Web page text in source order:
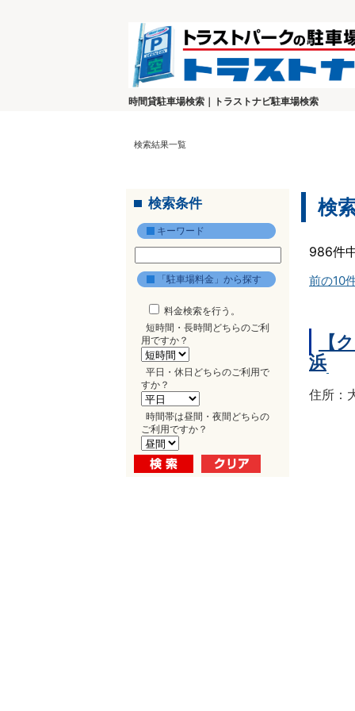
時間貸駐車場検索｜トラストナビ駐車場検索
検索結果一覧
検索条件
キーワード
「駐車場料金」から探す
料金検索を行う。
短時間・長時間どちらのご利
用ですか？
平日・休日どちらのご利用で
すか？
時間帯は昼間・夜間どちらの
ご利用ですか？
検
986件
前の10
【
浜
住所：